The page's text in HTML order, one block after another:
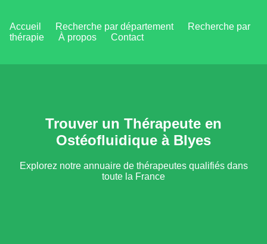
Accueil Recherche par département
Recherche par
thérapie
À propos Contact
Trouver un Thérapeute en
Ostéofluidique à Blyes
Explorez notre annuaire de thérapeutes qualifiés dans
toute la France